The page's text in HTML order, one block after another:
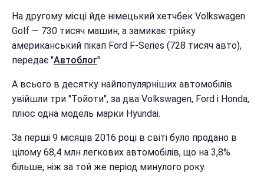
На другому місці йде німецький хетчбек Volkswagen
Golf — 730 тисяч машин, а замикає трійку
американський пікап Ford F-Series (728 тисяч авто),
передає "Автоблог".
А всього в десятку найпопулярніших автомобілів
увійшли три "Тойоти", за два Volkswagen, Ford і Honda,
плюс одна модель марки Hyundai.
За перші 9 місяців 2016 році в світі було продано в
цілому 68,4 млн легкових автомобілів, що на 3,8%
більше, ніж за той же період минулого року.